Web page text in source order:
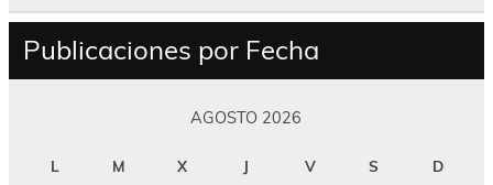
Publicaciones por Fecha
AGOSTO 2026
L M X J V S D